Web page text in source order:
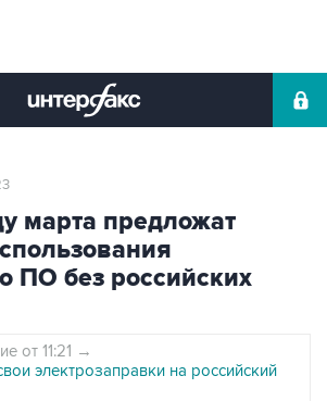
марта предложат
ПО без российских
от 11:21 →
электрозаправки на российский